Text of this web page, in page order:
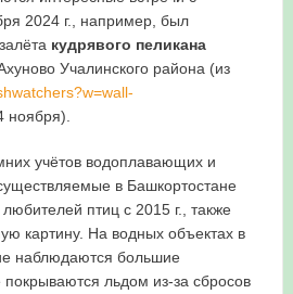
в 2026 году
2024 г., например, был
кудрявого пеликана
Учалинского района (из
ноября).
учётов водоплавающих и
в Башкортостане
птиц с 2015 г., также
картину. На водных объектах в
наблюдаются большие
покрываются льдом из-за сбросов